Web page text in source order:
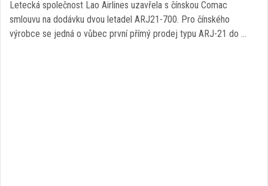
Letecká společnost Lao Airlines uzavřela s čínskou Comac
smlouvu na dodávku dvou letadel ARJ21-700. Pro čínského
výrobce se jedná o vůbec první přímý prodej typu ARJ-21 do …